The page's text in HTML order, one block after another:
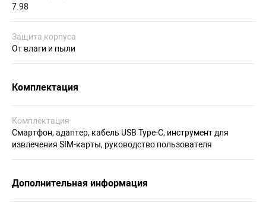
7.98
Защита корпуса
От влаги и пыли
Комплектация
Комплектация
Смартфон, адаптер, кабель USB Type-C, инструмент для
извлечения SIM-карты, руководство пользователя
Дополнительная информация